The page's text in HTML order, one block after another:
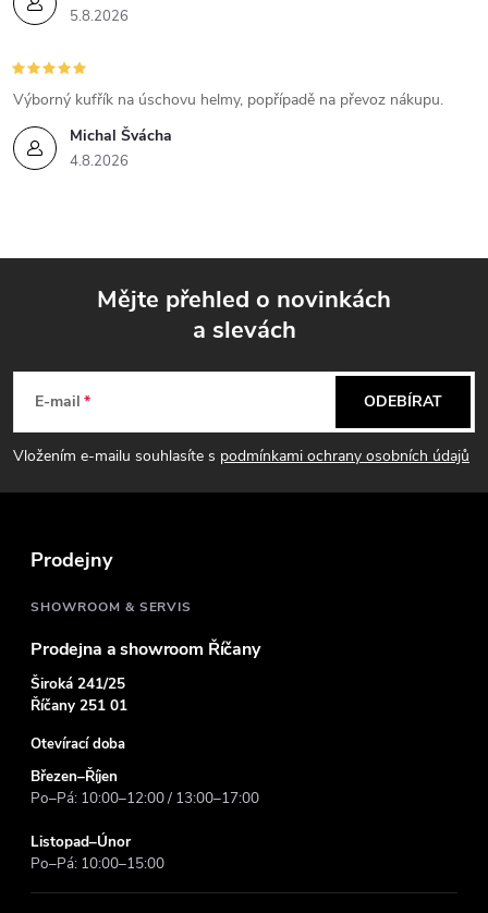
5.8.2026
Michal Švácha
4.8.2026
Výborný kufřík na úschovu helmy, popřípadě na převoz nákupu.
p
a
Mějte přehled o novinkách
a slevách
E-mail
Vložením e-mailu souhlasíte s podmínkami ochrany osobních údajů
ODEBÍRAT
Prodejny
SHOWROOM & SERVIS
Prodejna a showroom Říčany
Široká 241/25
Říčany 251 01
Otevírací doba
Březen–Říjen
Po–Pá: 10:00–12:00 / 13:00–17:00
Listopad–Únor
Po–Pá: 10:00–15:00